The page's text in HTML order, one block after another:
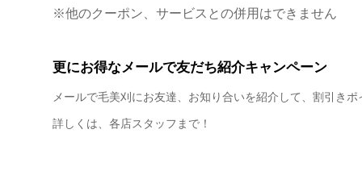
※他のクーポン、サービスとの併用はできません
更にお得なメールで友だち紹介キャンペーン
メールで毛美刈にお友達、お知り合いを紹介して、割引き
詳しくは、各店スタッフまで！